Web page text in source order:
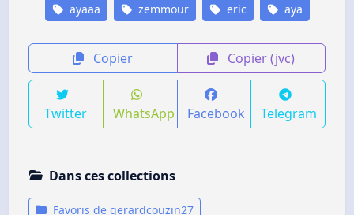
ayaaa zemmour eric aya
Copier Copier (jvc)
Twitter WhatsApp Facebook Telegram
Dans ces collections
Favoris de gerardcouzin27